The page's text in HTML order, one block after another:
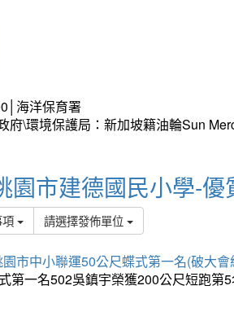
海洋保育署
府\環境保護局：新加坡籍油輪Sun
園市建德國民小學-優
請選擇發佈單位
市中小聯運50公尺蝶式第一名(破大會
第一名502吳鎮宇榮獲200公尺短跑